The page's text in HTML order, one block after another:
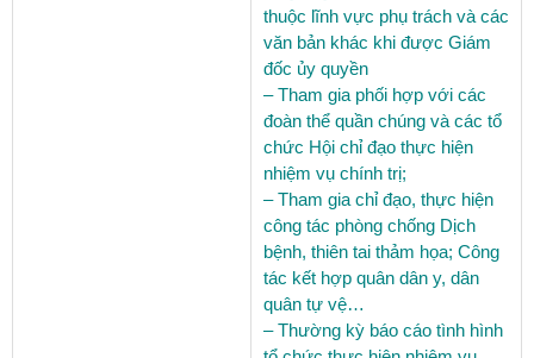
thuộc lĩnh vực phụ trách và các
văn bản khác khi được Giám
đốc ủy quyền
– Tham gia phối hợp với các
đoàn thể quần chúng và các tổ
chức Hội chỉ đạo thực hiện
nhiệm vụ chính trị;
– Tham gia chỉ đạo, thực hiện
công tác phòng chống Dịch
bệnh, thiên tai thảm họa; Công
tác kết hợp quân dân y, dân
quân tự vệ…
– Thường kỳ báo cáo tình hình